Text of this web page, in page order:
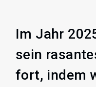
Im Jahr
sein
fort, indem